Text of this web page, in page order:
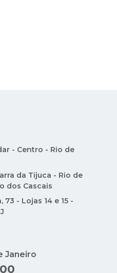
- Centro - Rio de
da Tijuca - Rio de
dos Cascais
- Lojas 14 e 15 -
Janeiro